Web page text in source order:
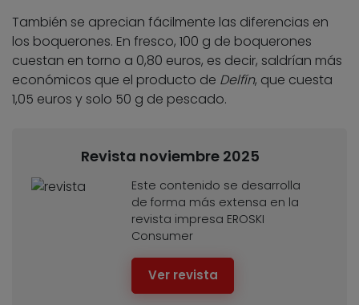
También se aprecian fácilmente las diferencias en
los boquerones. En fresco, 100 g de boquerones
cuestan en torno a 0,80 euros, es decir, saldrían más
económicos que el producto de Delfín, que cuesta
1,05 euros y solo 50 g de pescado.
Revista noviembre 2025
Este contenido se desarrolla
de forma más extensa en la
revista impresa EROSKI
Consumer
Ver revista